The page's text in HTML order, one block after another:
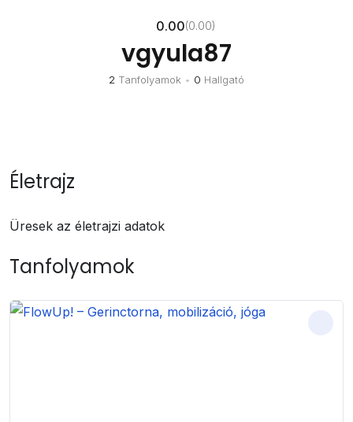
0.00(0.00)
vgyula87
2 Tanfolyamok • 0 Hallgató
Életrajz
Üresek az életrajzi adatok
Tanfolyamok